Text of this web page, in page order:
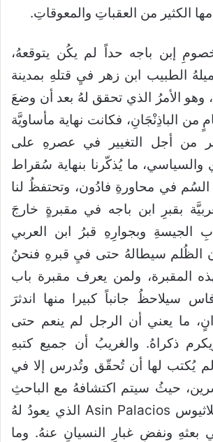
الكثير من العقباتِ والمعوقاتِ.
إبن باجه حداً لم يكُن يتوقعهُ،
الطبيب ابن زهر فيِ قتلهِ بمدينة
سنة 533ه، وهو الأمرُ الذي تحقق لهُ بعد أن وضعَ
الباذِنْجَانِ، فكانت نهاية مأساويَّة
من أجل التغيير في عصرهِ على
ما يُذكّرنا بنهاية سُقراط
في محاورةِ فادُون، وتحتفظُ لنا
بقبرِ ابن باجه في مقبرةٍ خارجَ
الجيسةِ وبجوارِهِ قبرُ ابن العربي
الظُلم سيطالهُ حتى فيِ قبرهِ فنحنُ
المقبرة، ولمن يعرف مقبرة باب
سيلاحظُ جانباً كبيرا منها اندثرَ
ما يعني أن الرجل لم ينعم حتى
ذكراهُ. والغريبُ أن جميع كتبهِ
يُكتب لها أن تُحقّق وتُدرس إلا في
حيثُ سيتم اكتشافهُ مع الباحثِ
الإسباني أسين بلاثيوس Asin Palacios الذي يعودُ لهُ
بعثهِ ونفضِ غبارِ النسيانِ عنهُ. وما